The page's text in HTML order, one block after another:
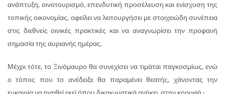
ανάπτυξη, οινοτουρισμό, επενδυτική προσέλευση και ενίσχυση της
τοπικής οικονομίας, οφείλει να λειτουργήσει με στοιχειώδη συνέπεια
στις διεθνείς οινικές πρακτικές και να αναγνωρίσει την προφανή
σημασία της αυριανής ημέρας.
Μέχρι τότε, το Ξινόμαυρο θα συνεχίσει να τιμάται παγκοσμίως, ενώ
ο τόπος που το ανέδειξε θα παραμένει θεατής, χάνοντας την
ευκαιρία να ηγηθεί εκεί όπου δικαιωματικά ανήκει, στην κορυφή.-